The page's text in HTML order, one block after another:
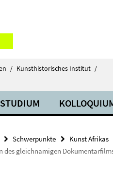
/ Kunsthistorisches Institut /
STUDIUM
Schwerpunkte Kunst Afrikas
des gleichnamigen